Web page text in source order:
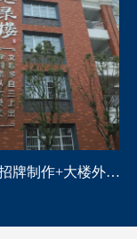
学校名称招牌制作+大楼外墙字制作